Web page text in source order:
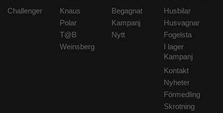
Challenger
Knaus
Polar
T@B
Weinsberg
Begagnat
Kampanj
Nytt
Husbilar
Husvagnar
Fogelsta
I lager
Kampanj
Kontakt
Nyheter
Förmedling
Skrotning